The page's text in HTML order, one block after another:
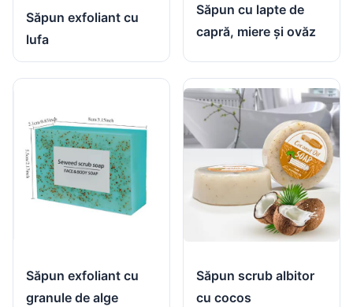
Săpun exfoliant cu
lufa
Săpun cu lapte de
capră, miere și ovăz
Săpun exfoliant cu
granule de alge
Săpun scrub albitor
cu cocos